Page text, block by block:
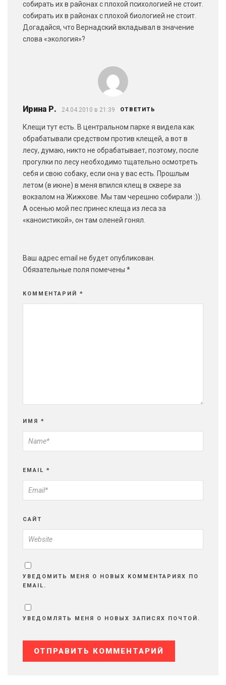
собирать их в районах с плохой психологией не стоит.
собирать их в районах с плохой биологией не стоит.
Догадайся, что Вернадский вкладывал в значение
слова «экология»?
Ирина Р. 24.04.2010 в 21:39 ОТВЕТИТЬ
Клещи тут есть. В центральном парке я видела как
обрабатывали средством против клещей, а вот в
лесу, думаю, никто не обрабатывает, поэтому, после
прогулки по лесу необходимо тщательно осмотреть
себя и свою собаку, если она у вас есть. Прошлым
летом (в июне) в меня впился клещ в сквере за
вокзалом на Жижкове. Мы там черешню собирали :)).
А осенью мой пес принес клеща из леса за
«каноистикой», он там оленей гонял.
Ваш адрес email не будет опубликован.
Обязательные поля помечены *
КОММЕНТАРИЙ *
ИМЯ *
EMAIL *
САЙТ
УВЕДОМИТЬ МЕНЯ О НОВЫХ КОММЕНТАРИЯХ ПО
EMAIL.
УВЕДОМЛЯТЬ МЕНЯ О НОВЫХ ЗАПИСЯХ ПОЧТОЙ.